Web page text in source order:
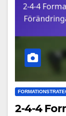
2-4-4